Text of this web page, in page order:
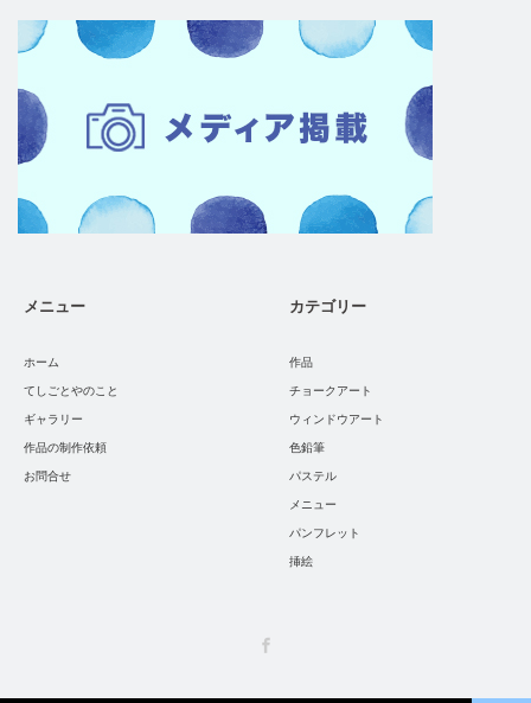
メニュー
ホーム
てしごとやのこと
ギャラリー
作品の制作依頼
お問合せ
カテゴリー
作品
チョークアート
ウィンドウアート
色鉛筆
パステル
メニュー
パンフレット
挿絵